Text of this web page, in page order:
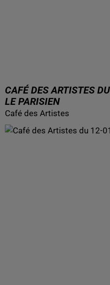
CAFÉ DES ARTISTES
LE PARISIEN
Café des Artistes